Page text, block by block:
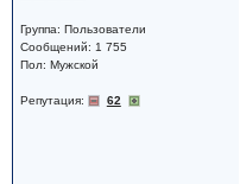
Группа: Пользователи
Сообщений: 1 755
Пол: Мужской
Репутация: 62